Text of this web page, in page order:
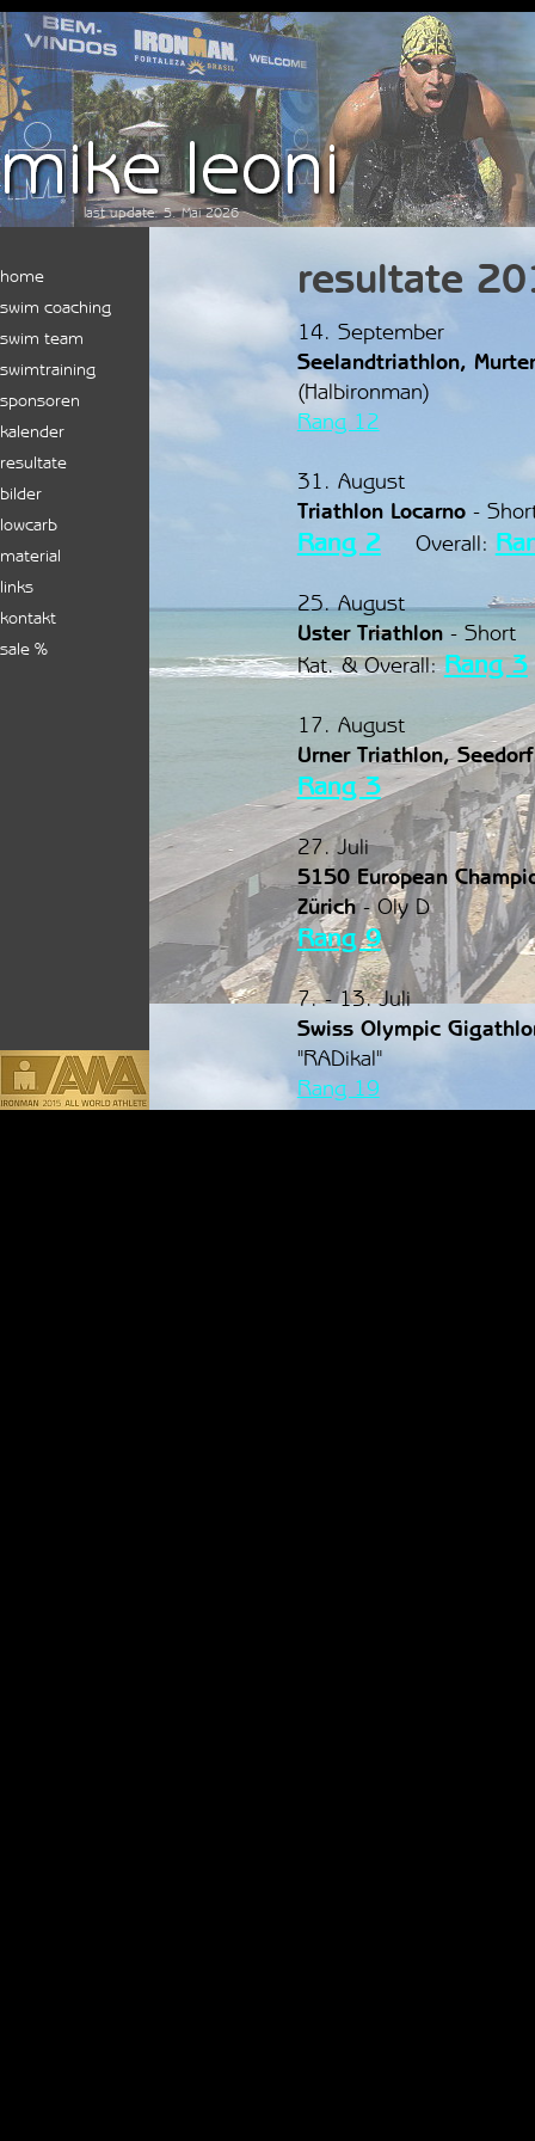
Direkt zum Seiteninhalt
last update: 5. Mai 2026
home
swim coaching
swim team
swimtraining
sponsoren
kalender
resultate
bilder
lowcarb
material
links
kontakt
sale %
resultate
14. September
Seelandtriathlon,
(Halbironman)
Rang 12
31. August
Triathlon Locarno -
Rang 2 Overall:
25. August
Uster Triathlon - Short
Kat. & Overall: Rang 3
17. August
Urner Triathlon, Seedorf
Rang 3
27. Juli
5150 European
Zürich- Oly D
Rang 9
7. - 13. Juli
Swiss Olympic
"RADikal"
Rang 19